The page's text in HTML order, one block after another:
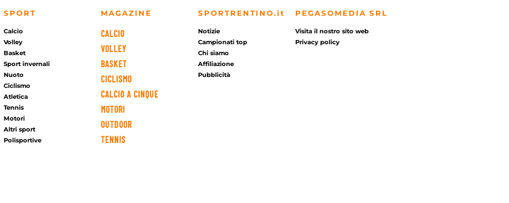
SPORT
Calcio
Volley
Basket
Sport invernali
Nuoto
Ciclismo
Atletica
Tennis
Motori
Altri sport
Polisportive
MAGAZINE
CALCIO
VOLLEY
BASKET
CICLISMO
CALCIO A CINQUE
MOTORI
OUTDOOR
TENNIS
SPORTRENTINO.it
Notizie
Campionati top
Chi siamo
Affiliazione
Pubblicità
PEGASOMEDIA SRL
Visita il nostro sito web
Privacy policy